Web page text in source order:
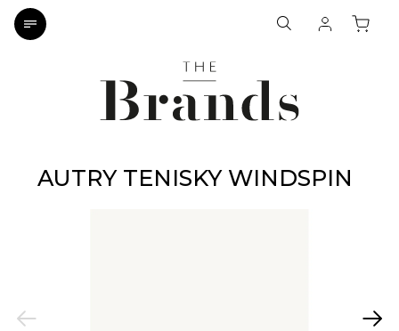
AUTRY TENISKY WINDSPIN
Previous Next